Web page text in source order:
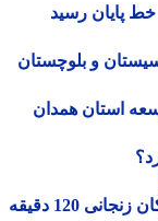
و بلوچستان
همدان
ایرانسل به مناسبت «روز تبریز» برای مشترکان زنجانی 120 دقیقه